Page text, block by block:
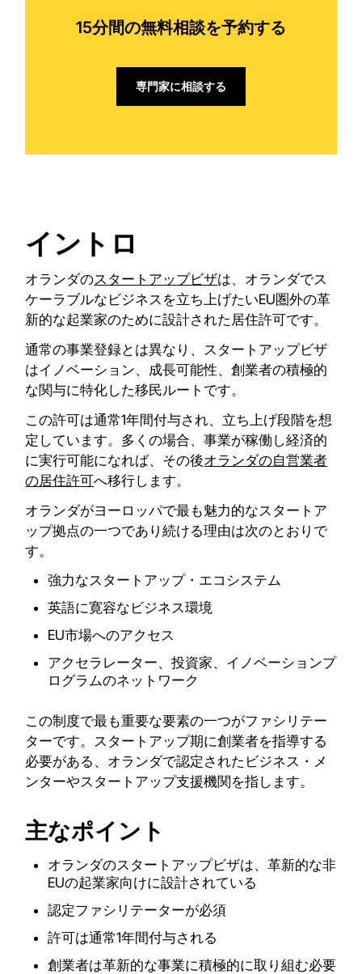
イントロ
オランダのスタートアップビザは、オランダでス
ケーラブルなビジネスを立ち上げたいEU圏外の革
新的な起業家のために設計された居住許可です。
通常の事業登録とは異なり、スタートアップビザ
はイノベーション、成長可能性、創業者の積極的
な関与に特化した移民ルートです。
この許可は通常1年間付与され、立ち上げ段階を想
定しています。多くの場合、事業が稼働し経済的
に実行可能になれば、その後オランダの自営業者
の居住許可へ移行します。
オランダがヨーロッパで最も魅力的なスタートア
ップ拠点の一つであり続ける理由は次のとおりで
す。
強力なスタートアップ・エコシステム
英語に寛容なビジネス環境
EU市場へのアクセス
アクセラレーター、投資家、イノベーションプ
ログラムのネットワーク
この制度で最も重要な要素の一つがファシリテー
ターです。スタートアップ期に創業者を指導する
必要がある、オランダで認定されたビジネス・メ
ンターやスタートアップ支援機関を指します。
主なポイント
オランダのスタートアップビザは、革新的な非
EUの起業家向けに設計されている
認定ファシリテーターが必須
許可は通常1年間付与される
創業者は革新的な事業に積極的に取り組む必要
15分間の無料相談を予約する
専門家に相談する